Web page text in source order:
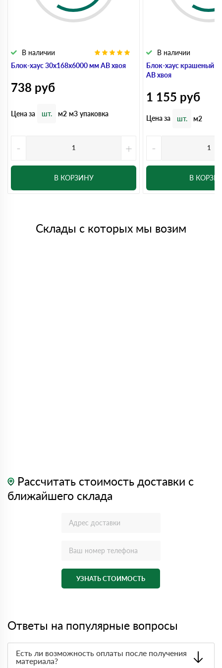
Блок-хаус 30x168x6000 мм АВ хвоя
В наличии
738 руб
Цена за шт. м2 м3 упаковка
- +
В КОРЗИНУ
Блок-хаус крашеный
АВ хвоя
В наличии
1 155 руб
Цена за шт. м2
-
В
Склады с которых мы возим
Рассчитать стоимость доставки с
ближайшего склада
УЗНАТЬ СТОИМОСТЬ
Ответы на популярные вопросы
Есть ли возможность оплаты после получения
материала?